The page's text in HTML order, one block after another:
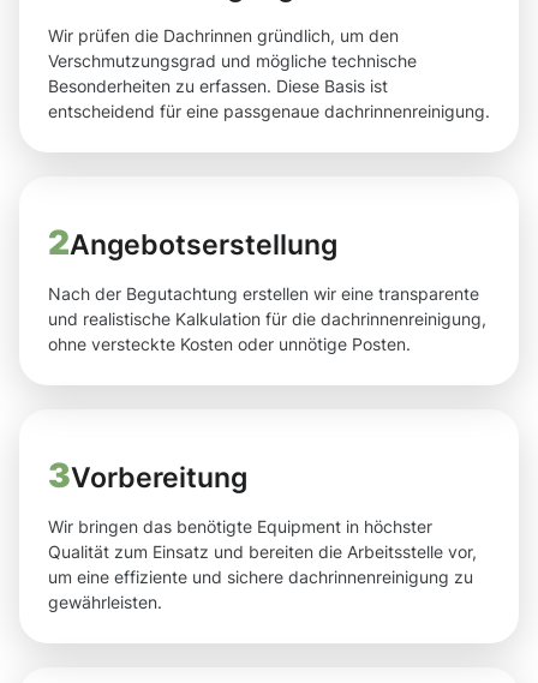
Wir prüfen die Dachrinnen gründlich, um den
Verschmutzungsgrad und mögliche technische
Besonderheiten zu erfassen. Diese Basis ist
entscheidend für eine passgenaue dachrinnenreinigung.
2Angebotserstellung
Nach der Begutachtung erstellen wir eine transparente
und realistische Kalkulation für die dachrinnenreinigung,
ohne versteckte Kosten oder unnötige Posten.
3Vorbereitung
Wir bringen das benötigte Equipment in höchster
Qualität zum Einsatz und bereiten die Arbeitsstelle vor,
um eine effiziente und sichere dachrinnenreinigung zu
gewährleisten.